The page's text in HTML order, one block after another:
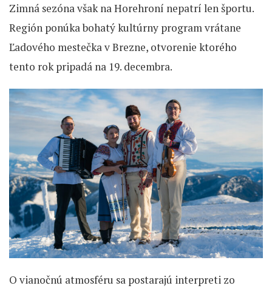
Zimná sezóna však na Horehroní nepatrí len športu.
Región ponúka bohatý kultúrny program vrátane
Ľadového mestečka v Brezne, otvorenie ktorého
tento rok pripadá na 19. decembra.
O vianočnú atmosféru sa postarajú interpreti zo